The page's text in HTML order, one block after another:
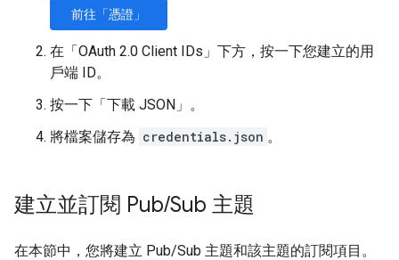
前往「憑證」
在「OAuth 2.0 Client IDs」 下方，按一下您建立的用
戶端 ID。
按一下「下載 JSON」 。
將檔案儲存為 credentials.json 。
建立並訂閱 Pub/Sub 主題
在本節中，您將建立 Pub/Sub 主題和該主題的訂閱項目。